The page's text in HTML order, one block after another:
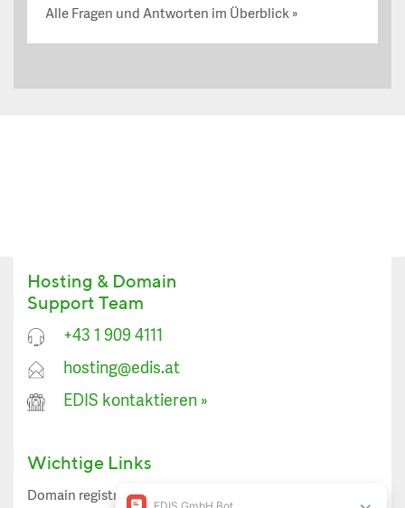
Alle Fragen und Antworten im Überblick
Hosting & Domain
Support Team
+43 1 909 4111
hosting@edis.at
EDIS kontaktieren »
Wichtige Links
Domain registrieren